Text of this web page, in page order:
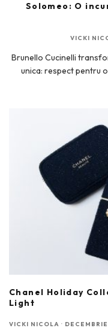
Solomeo: O
VICKI
Brunello Cucinelli
unica: respect pentru
Chanel Holiday
Light
VICKI NICOLA ·